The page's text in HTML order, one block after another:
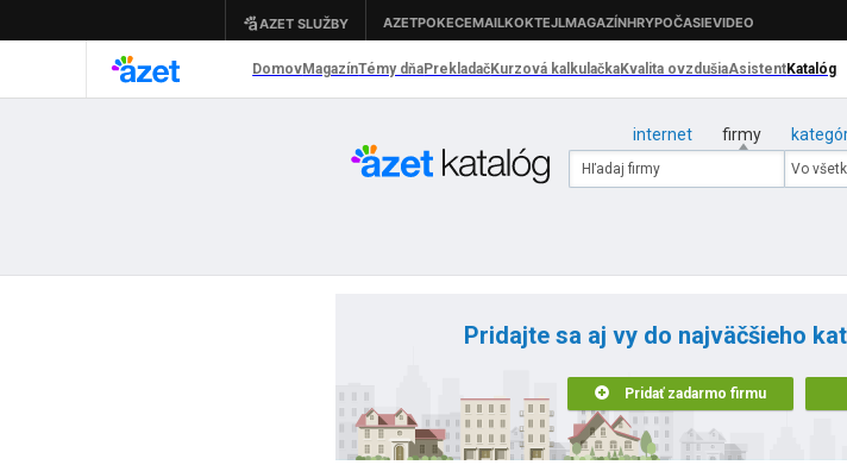
internet firmy
Pridajte sa aj vy do najväčšieho
Pridať zadarmo firmu